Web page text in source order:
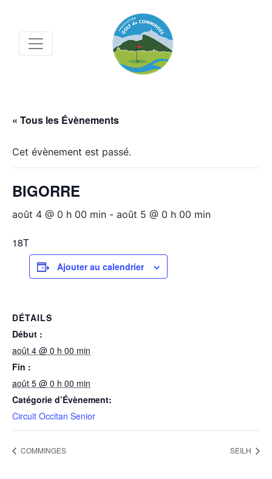
« Tous les Évènements
Cet évènement est passé.
BIGORRE
août 4 @ 0 h 00 min - août 5 @ 0 h 00 min
18T
Ajouter au calendrier
DÉTAILS
Début :
août 4 @ 0 h 00 min
Fin :
août 5 @ 0 h 00 min
Catégorie d’Évènement:
Circuit Occitan Senior
COMMINGES SEILH